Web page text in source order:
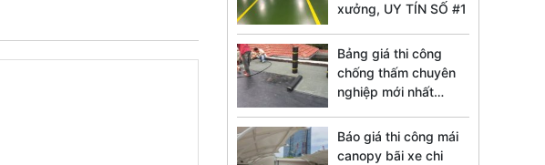
xưởng, UY TÍN SỐ #1
Bảng giá thi công
chống thấm chuyên
nghiệp mới nhất
Báo giá thi công mái
canopy bãi xe chi